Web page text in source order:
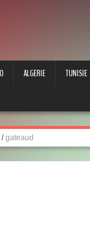
ALGERIE TUNISIE
/ gateaud